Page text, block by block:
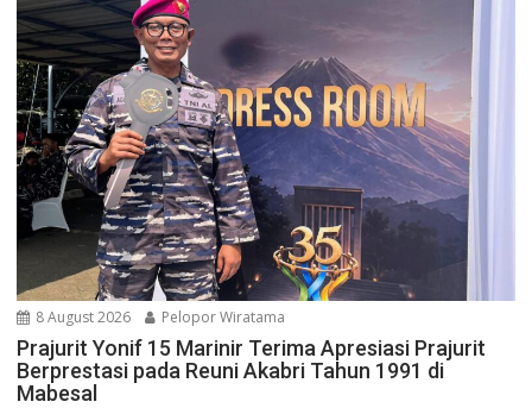
8 August 2026 Pelopor Wiratama
Prajurit Yonif 15 Marinir Terima Apresiasi Prajurit
Berprestasi pada Reuni Akabri Tahun 1991 di
Mabesal